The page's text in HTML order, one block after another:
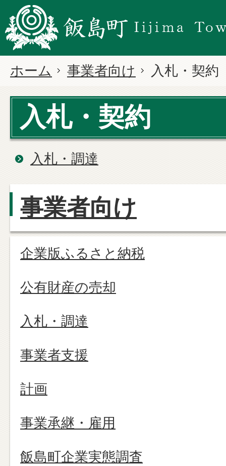
ホーム 事業者向け 入札・契約
入札・契約
入札・調達
事業者向け
企業版ふるさと納税
公有財産の売却
入札・調達
事業者支援
計画
事業承継・雇用
飯島町企業実態調査